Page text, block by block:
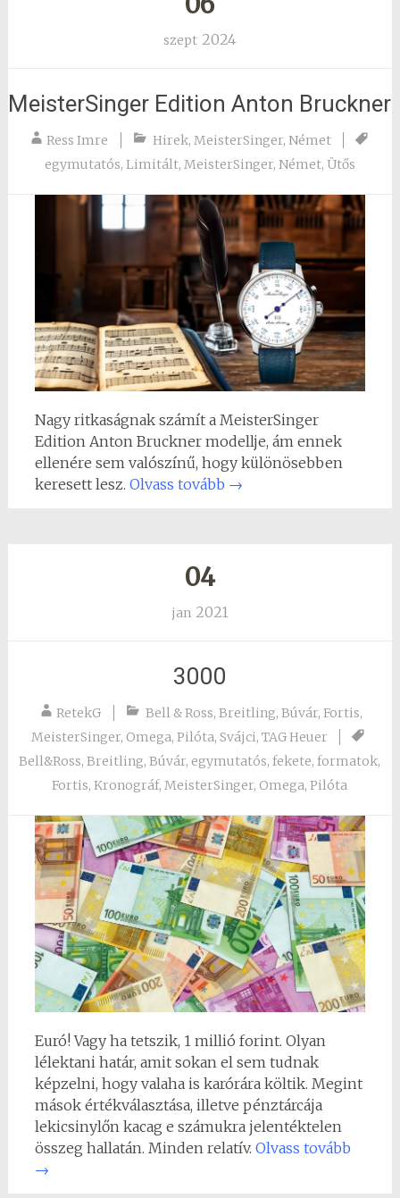
szept 2024
MeisterSinger Edition Anton Bruckner
Ress Imre Hirek,MeisterSinger, Német
egymutatós, Limitált, MeisterSinger, Német, Ütős
Nagy ritkaságnak számít a MeisterSinger
Edition Anton Bruckner modellje, ám ennek
ellenére sem valószínű, hogy különösebben
keresett lesz. Olvass tovább →
04
jan 2021
3000
RetekG Bell & Ross,Breitling,Búvár,Fortis,
MeisterSinger, Omega, Pilóta, Svájci, TAG Heuer
Bell&Ross,Breitling,Búvár, egymutatós,fekete,formatok,
Fortis,Kronográf,MeisterSinger, Omega,Pilóta
Euró! Vagy ha tetszik, 1 millió forint. Olyan
lélektani határ, amit sokan el sem tudnak
képzelni, hogy valaha is karórára költik. Megint
mások értékválasztása, illetve pénztárcája
lekicsinylőn kacag e számukra jelentéktelen
összeg hallatán. Minden relatív. Olvass tovább
→